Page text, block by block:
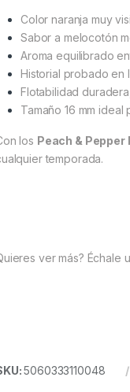
Color naranja muy
Sabor a melocotón
Aroma equilibrado
Historial probado en
Flotabilidad
Tamaño 16 mm
los Peach & Pepper
temporada.
ver más? Échale
5060333110048